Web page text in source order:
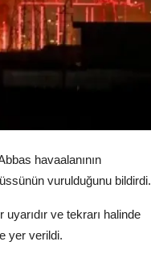
havaalanının
üssünün vurulduğunu bildirdi.
uyarıdır ve tekrarı halinde
yer verildi.